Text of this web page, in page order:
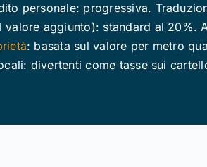
personale: progressiva.
valore aggiunto): standard al
: basata sul valore per metro
divertenti come tasse sui